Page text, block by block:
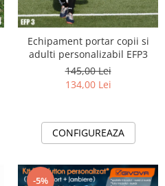
Echipament portar copii si
adulti personalizabil EFP3
145,00 Lei
134,00 Lei
CONFIGUREAZA
-5%